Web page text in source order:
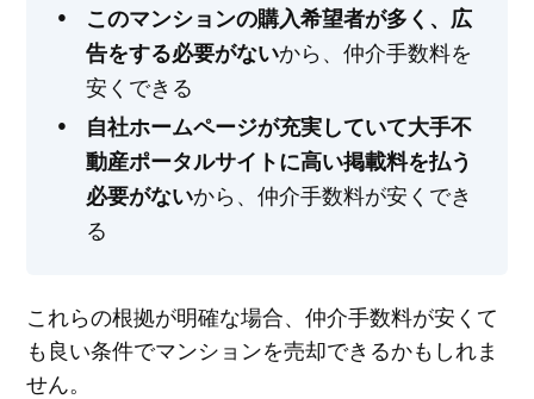
このマンションの購入希望者が多く、広
告をする必要がないから、仲介手数料を
安くできる
自社ホームページが充実していて大手不
動産ポータルサイトに高い掲載料を払う
必要がないから、仲介手数料が安くでき
る
これらの根拠が明確な場合、仲介手数料が安くて
も良い条件でマンションを売却できるかもしれま
せん。